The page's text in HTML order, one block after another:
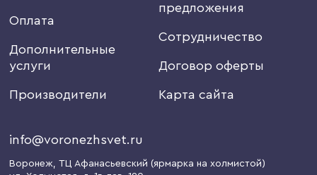
Оплата
Дополнительные
услуги
Производители
предложения
Сотрудничество
Договор оферты
Карта сайта
info@voronezhsvet.ru
Воронеж, ТЦ Афанасьевский (ярмарка на холмистой)